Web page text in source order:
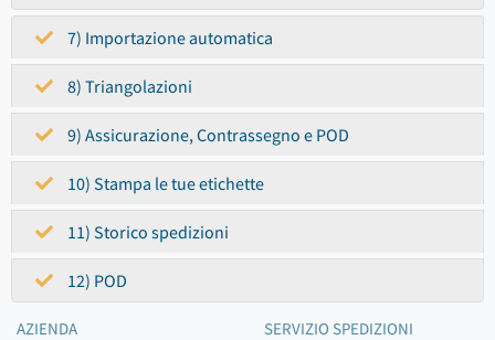
7) Importazione automatica
8) Triangolazioni
9) Assicurazione, Contrassegno e POD
10) Stampa le tue etichette
11) Storico spedizioni
12) POD
AZIENDA
SERVIZIO SPEDIZIONI